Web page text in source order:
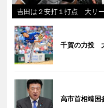
吉田は２安打１打点 大リ
千賀の力投
高市首相靖国